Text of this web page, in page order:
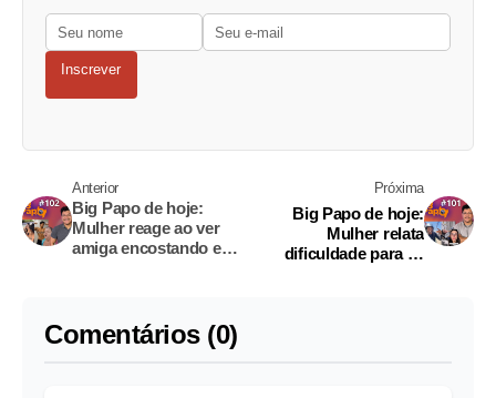
Inscrever
Anterior
Big Papo de hoje:
Mulher reage ao ver
amiga encostando em
Próxima
Big Papo de hoje:
Mulher relata
dificuldade para se
Comentários (0)